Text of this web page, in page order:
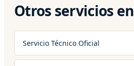
Otros servicios
Servicio Técnico Oficial